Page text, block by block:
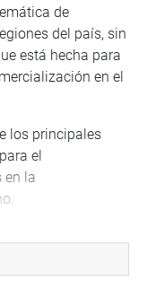
de
del país, sin
está hecha para
en el
los principales
el
en la
el Servicio